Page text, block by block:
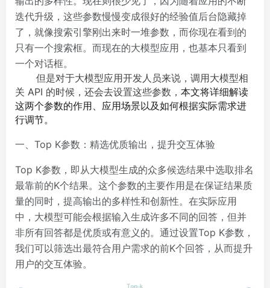
迭代升级，这些参数慢慢变成很好的经验值后台隐藏掉
了，就像搜索引擎刚出来时一堆参数，而你现在看到的
只有一个搜索框。而现在的大模型应用，也基本只看到
一个对话框。
但是对于大模型应用开发人员来说，调用大模型相
关 API 的时候，还会去设置这些参数， 本文将详细解读
这两个参数的作用、应用场景以及如何根据实际需求进
行调节。
一、Top K参数：精选优质输出，提升交互体验
Top K参数，即从大模型生成的众多候选结果中选取排名
最靠前的K个结果。这个参数的主要作用是在保证结果质
量的同时，提高输出的多样性和创新性。在实际应用
中，大模型可能会根据输入生成许多不同的回答，但并
非所有回答都是优质或有意义的。通过设置Top K参数，
我们可以筛选出最符合用户需求的前K个回答，从而提升
用户的交互体验。